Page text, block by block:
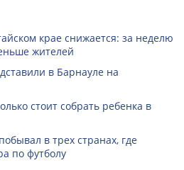
крае снижается: за неделю
жителей
в Барнауле на
стоит собрать ребенка в
в трех странах, где
по футболу